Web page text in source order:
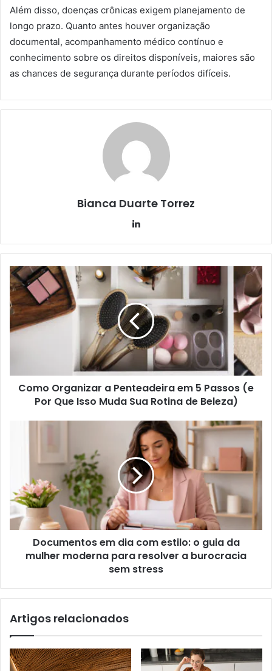
Além disso, doenças crônicas exigem planejamento de
longo prazo. Quanto antes houver organização
documental, acompanhamento médico contínuo e
conhecimento sobre os direitos disponíveis, maiores são
as chances de segurança durante períodos difíceis.
Bianca Duarte Torrez
Como Organizar a Penteadeira em 5 Passos (e
Por Que Isso Muda Sua Rotina de Beleza)
Documentos em dia com estilo: o guia da
mulher moderna para resolver a burocracia
sem stress
Artigos relacionados